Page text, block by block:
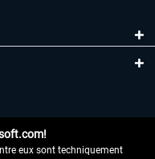
eux sont techniquement